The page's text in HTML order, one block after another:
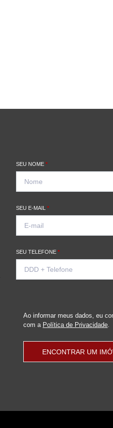
SEU NOME *
SEU E-MAIL *
SEU TELEFONE *
Ao informar meus dados, eu
com a Política de Privacidade.
ENCONTRAR UM